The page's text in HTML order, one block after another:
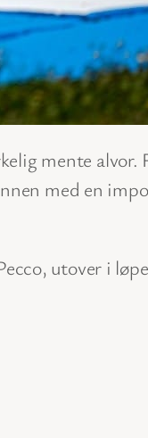
mente alvor.
med en
utover i